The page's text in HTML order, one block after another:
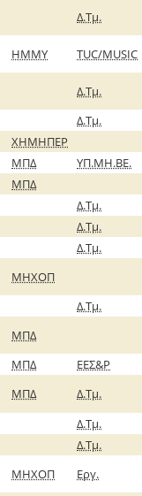
Δ.Τμ.
ΗΜΜΥ
TUC/MUSIC
Δ.Τμ.
Δ.Τμ.
ΧΗΜΗΠΕΡ
ΜΠΔ
ΥΠ.ΜΗ.ΒΕ.
ΜΠΔ
Δ.Τμ.
Δ.Τμ.
Δ.Τμ.
ΜΗΧΟΠ
Δ.Τμ.
ΜΠΔ
ΜΠΔ
ΕΕΣ&Ρ
ΜΠΔ
Δ.Τμ.
Δ.Τμ.
Δ.Τμ.
ΜΗΧΟΠ
Εργ.